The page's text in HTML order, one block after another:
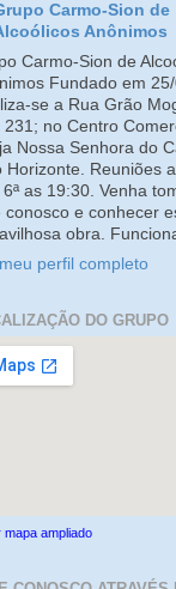
Carmo-Sion de
Anônimos
Carmo-Sion de
Fundado em 25/
se a Rua Grão
231; no Centro
Nossa Senhora do
Horizonte. Reuniões
6ª as 19:30. Venha
conosco e conhecer
obra.
perfil completo
DO GRUPO
mapa ampliado